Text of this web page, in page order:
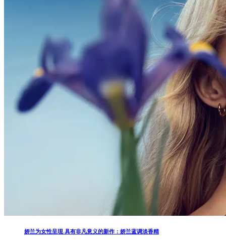
娇兰为女性呈现 具有非凡意义的新作：娇兰蓝调淡香精